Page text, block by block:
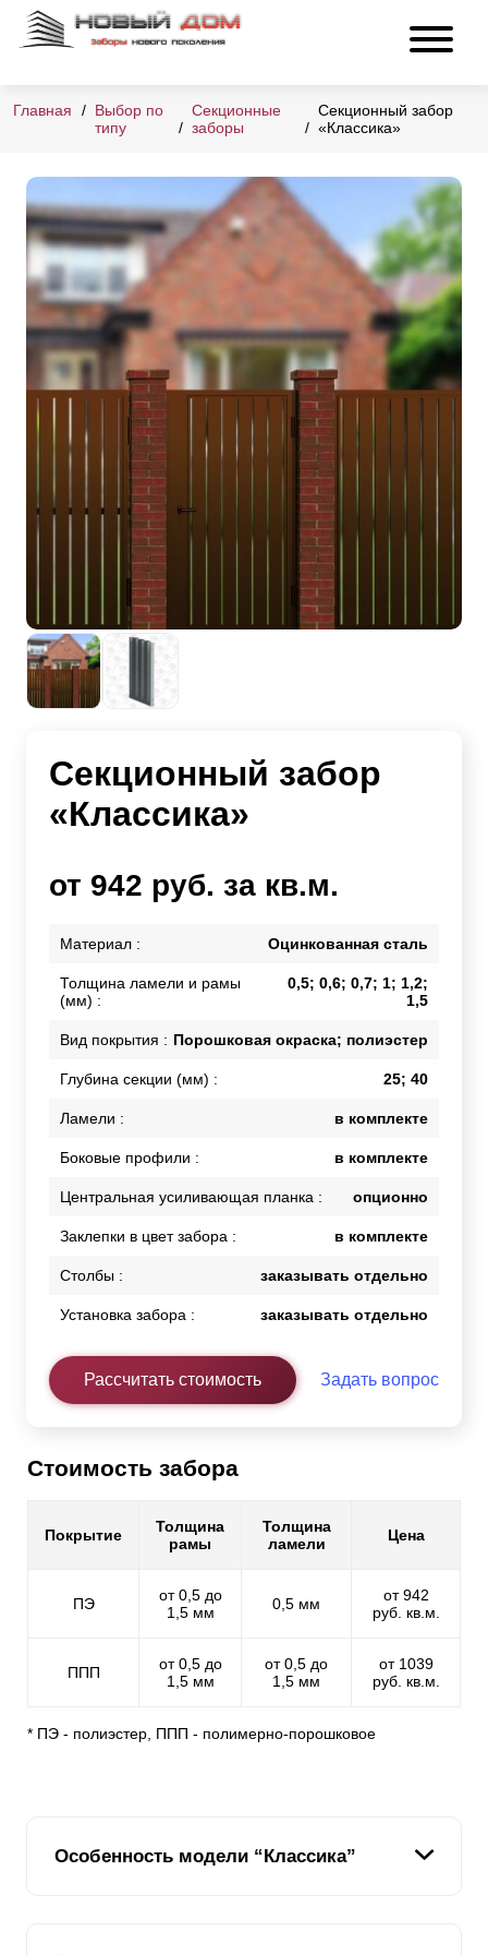
Главная
Выбор по
типу
Секционные
заборы
Секционный забор
«Классика»
Секционный забор
«Классика»
от 942 руб. за кв.м.
Материал : Оцинкованная сталь
Толщина ламели и рамы
(мм) :
0,5; 0,6; 0,7; 1; 1,2;
1,5
Вид покрытия : Порошковая окраска; полиэстер
Глубина секции (мм) : 25; 40
Ламели : в комплекте
Боковые профили : в комплекте
Центральная усиливающая планка : опционно
Заклепки в цвет забора : в комплекте
Столбы : заказывать отдельно
Установка забора : заказывать отдельно
Рассчитать стоимость Задать вопрос
Стоимость забора
Покрытие
Толщина
рамы
Толщина
ламели
Цена
ПЭ
от 0,5 до
1,5 мм
0,5 мм
от 942
руб. кв.м.
ППП
от 0,5 до
1,5 мм
от 0,5 до
1,5 мм
от 1039
руб. кв.м.
* ПЭ - полиэстер, ППП - полимерно-порошковое
Особенность модели “Классика”